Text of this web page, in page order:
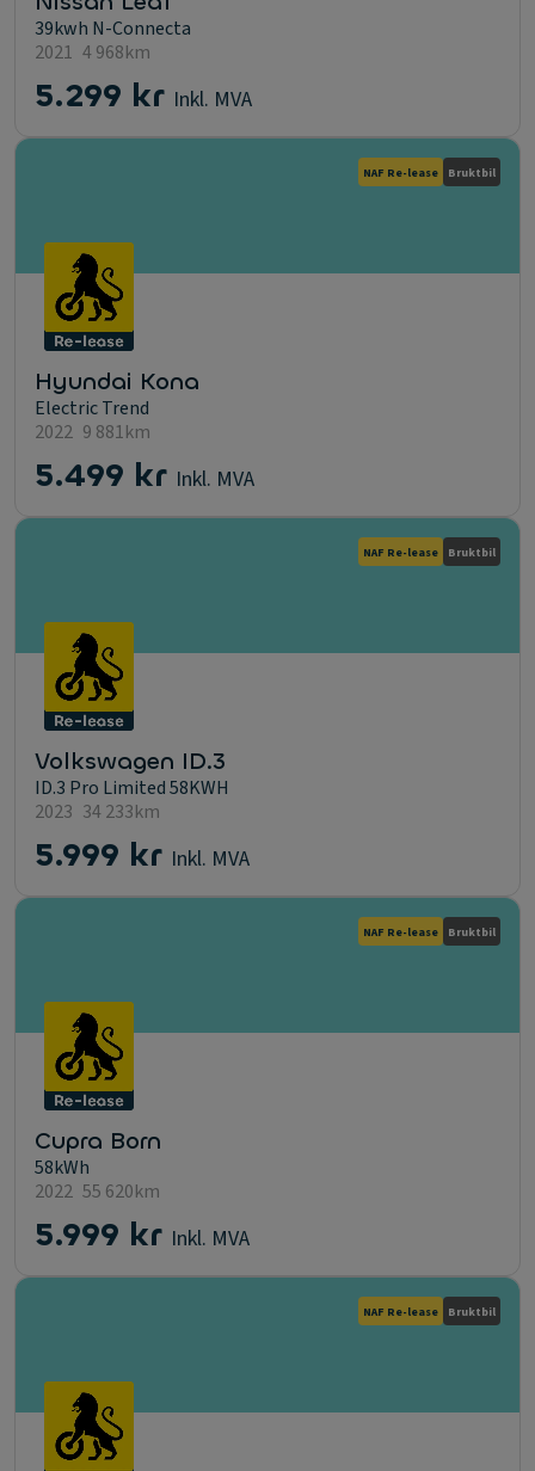
39kwh N-Connecta
2021 4 968km
5.299 kr Inkl. MVA
NAF Re-lease Bruktbil
Hyundai Kona
Electric Trend
2022 9 881km
5.499 kr Inkl. MVA
NAF Re-lease Bruktbil
Volkswagen ID.3
ID.3 Pro Limited 58KWH
2023 34 233km
5.999 kr Inkl. MVA
NAF Re-lease Bruktbil
Cupra Born
58kWh
2022 55 620km
5.999 kr Inkl. MVA
NAF Re-lease Bruktbil